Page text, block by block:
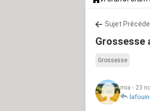
Sujet
Grossesse
Grossesse
mia - 23